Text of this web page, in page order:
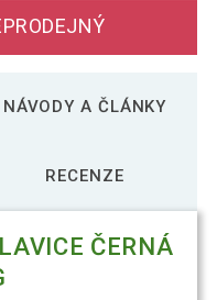
NÁVODY A ČLÁNKY
RECENZE
ČERNÁ